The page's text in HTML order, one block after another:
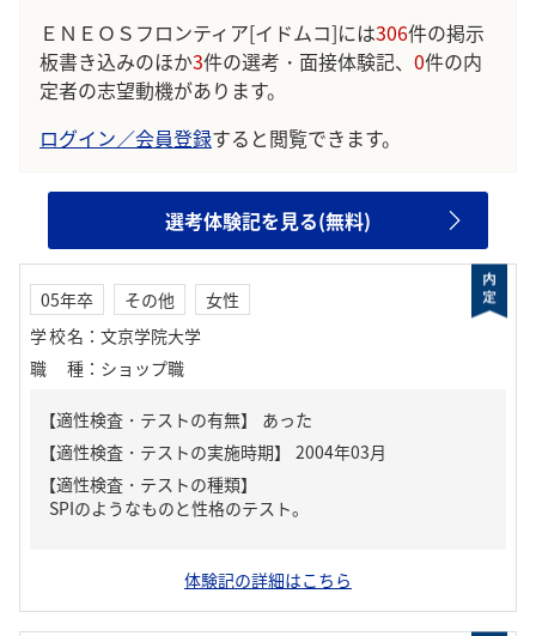
ＥＮＥＯＳフロンティア[イドムコ]には306件の掲示
板書き込みのほか3件の選考・面接体験記、 0件の内
定者の志望動機があります。
ログイン／会員登録すると閲覧できます。
選考体験記を見る(無料)
05年卒 その他
女性
学校名 ： 文京学院大学
職種 ： ショップ職
【適性検査・テストの有無】 あった
【適性検査・テストの種類】
SPIのようなものと性格のテスト。
体験記の詳細はこちら